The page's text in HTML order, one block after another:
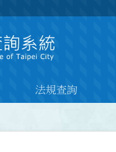
法規查詢